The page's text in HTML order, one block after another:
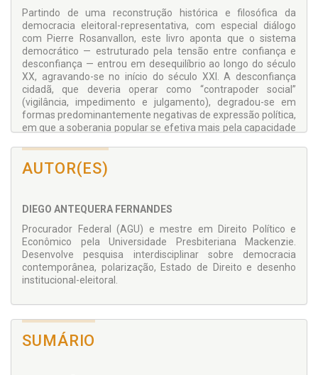
Partindo de uma reconstrução histórica e filosófica da
democracia eleitoral-representativa, com especial diálogo
com Pierre Rosanvallon, este livro aponta que o sistema
democrático — estruturado pela tensão entre confiança e
desconfiança — entrou em desequilíbrio ao longo do século
XX, agravando-se no início do século XXI. A desconfiança
cidadã, que deveria operar como “contrapoder social”
(vigilância, impedimento e julgamento), degradou-se em
formas predominantemente negativas de expressão política,
em que a soberania popular se efetiva mais pela capacidade
Ao examinar a relação desse ambiente com os novos
populismos digitais e com o controverso protagonismo de
povo-elites, ao mesmo tempo em que aponta os limites e
contradições da resposta baseada na “democracia
militante”.
Como alternativa, direciona o olhar ao sistema eleitoral
vigente, à sua adequação a um contexto de exacerbada
rejeição, e convida à reflexão sobre suas potencialidades
popular.
Biblioteca de Filosofia, Sociologia e Teoria do Direito
AUTOR(ES)
DIEGO ANTEQUERA FERNANDES
Procurador Federal (AGU) e mestre em Direito Político e
Econômico pela Universidade Presbiteriana Mackenzie.
Desenvolve pesquisa interdisciplinar sobre democracia
contemporânea, polarização, Estado de Direito e desenho
institucional-eleitoral.
SUMÁRIO